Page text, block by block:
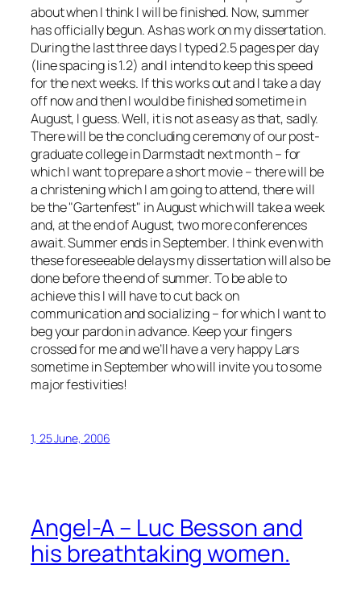
about when I think I will be finished. Now, summer
has officially begun. As has work on my dissertation.
During the last three days I typed 2.5 pages per day
(line spacing is 1.2) and I intend to keep this speed
for the next weeks. If this works out and I take a day
off now and then I would be finished sometime in
August, I guess. Well, it is not as easy as that, sadly.
There will be the concluding ceremony of our post-
graduate college in Darmstadt next month – for
which I want to prepare a short movie – there will be
a christening which I am going to attend, there will
be the Gartenfest in August which will take a week
and, at the end of August, two more conferences
await. Summer ends in September. I think even with
these foreseeable delays my dissertation will also be
done before the end of summer. To be able to
achieve this I will have to cut back on
communication and socializing – for which I want to
beg your pardon in advance. Keep your fingers
crossed for me and we’ll have a very happy Lars
sometime in September who will invite you to some
major festivities!
1, 25 June, 2006
Angel-A– Luc Besson and
his breathtaking women.